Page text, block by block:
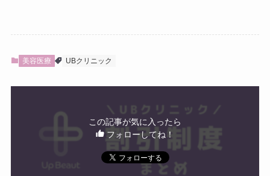
美容医療 UBクリニック
この記事が気に入ったら
フォローしてね！